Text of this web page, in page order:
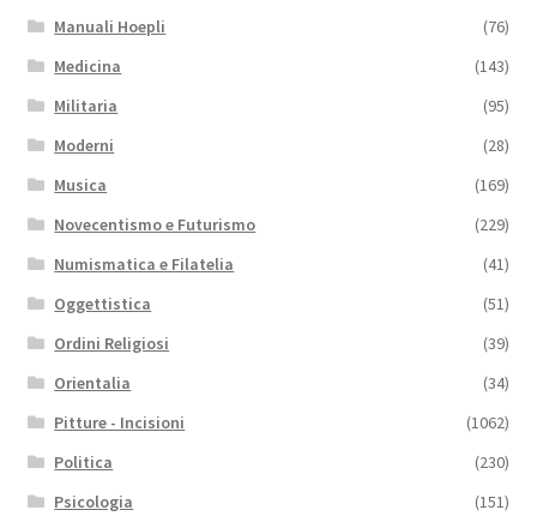
Manuali Hoepli
(76)
Medicina
(143)
Militaria
(95)
Moderni
(28)
Musica
(169)
Novecentismo e Futurismo
(229)
Numismatica e Filatelia
(41)
Oggettistica
(51)
Ordini Religiosi
(39)
Orientalia
(34)
Pitture - Incisioni
(1062)
Politica
(230)
Psicologia
(151)